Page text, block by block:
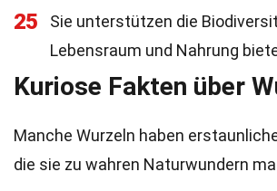
25
Sie unterstützen die
Lebensraum und Nahrung
Kuriose Fakten über
Manche Wurzeln haben
die sie zu wahren Naturwundern